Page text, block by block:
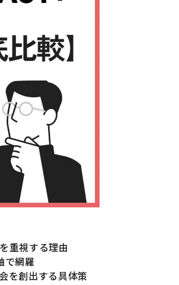
重視する理由
で網羅
を創出する具体策